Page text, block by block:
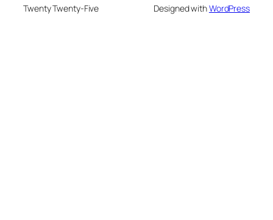
Twenty Twenty-Five Designed withWordPress